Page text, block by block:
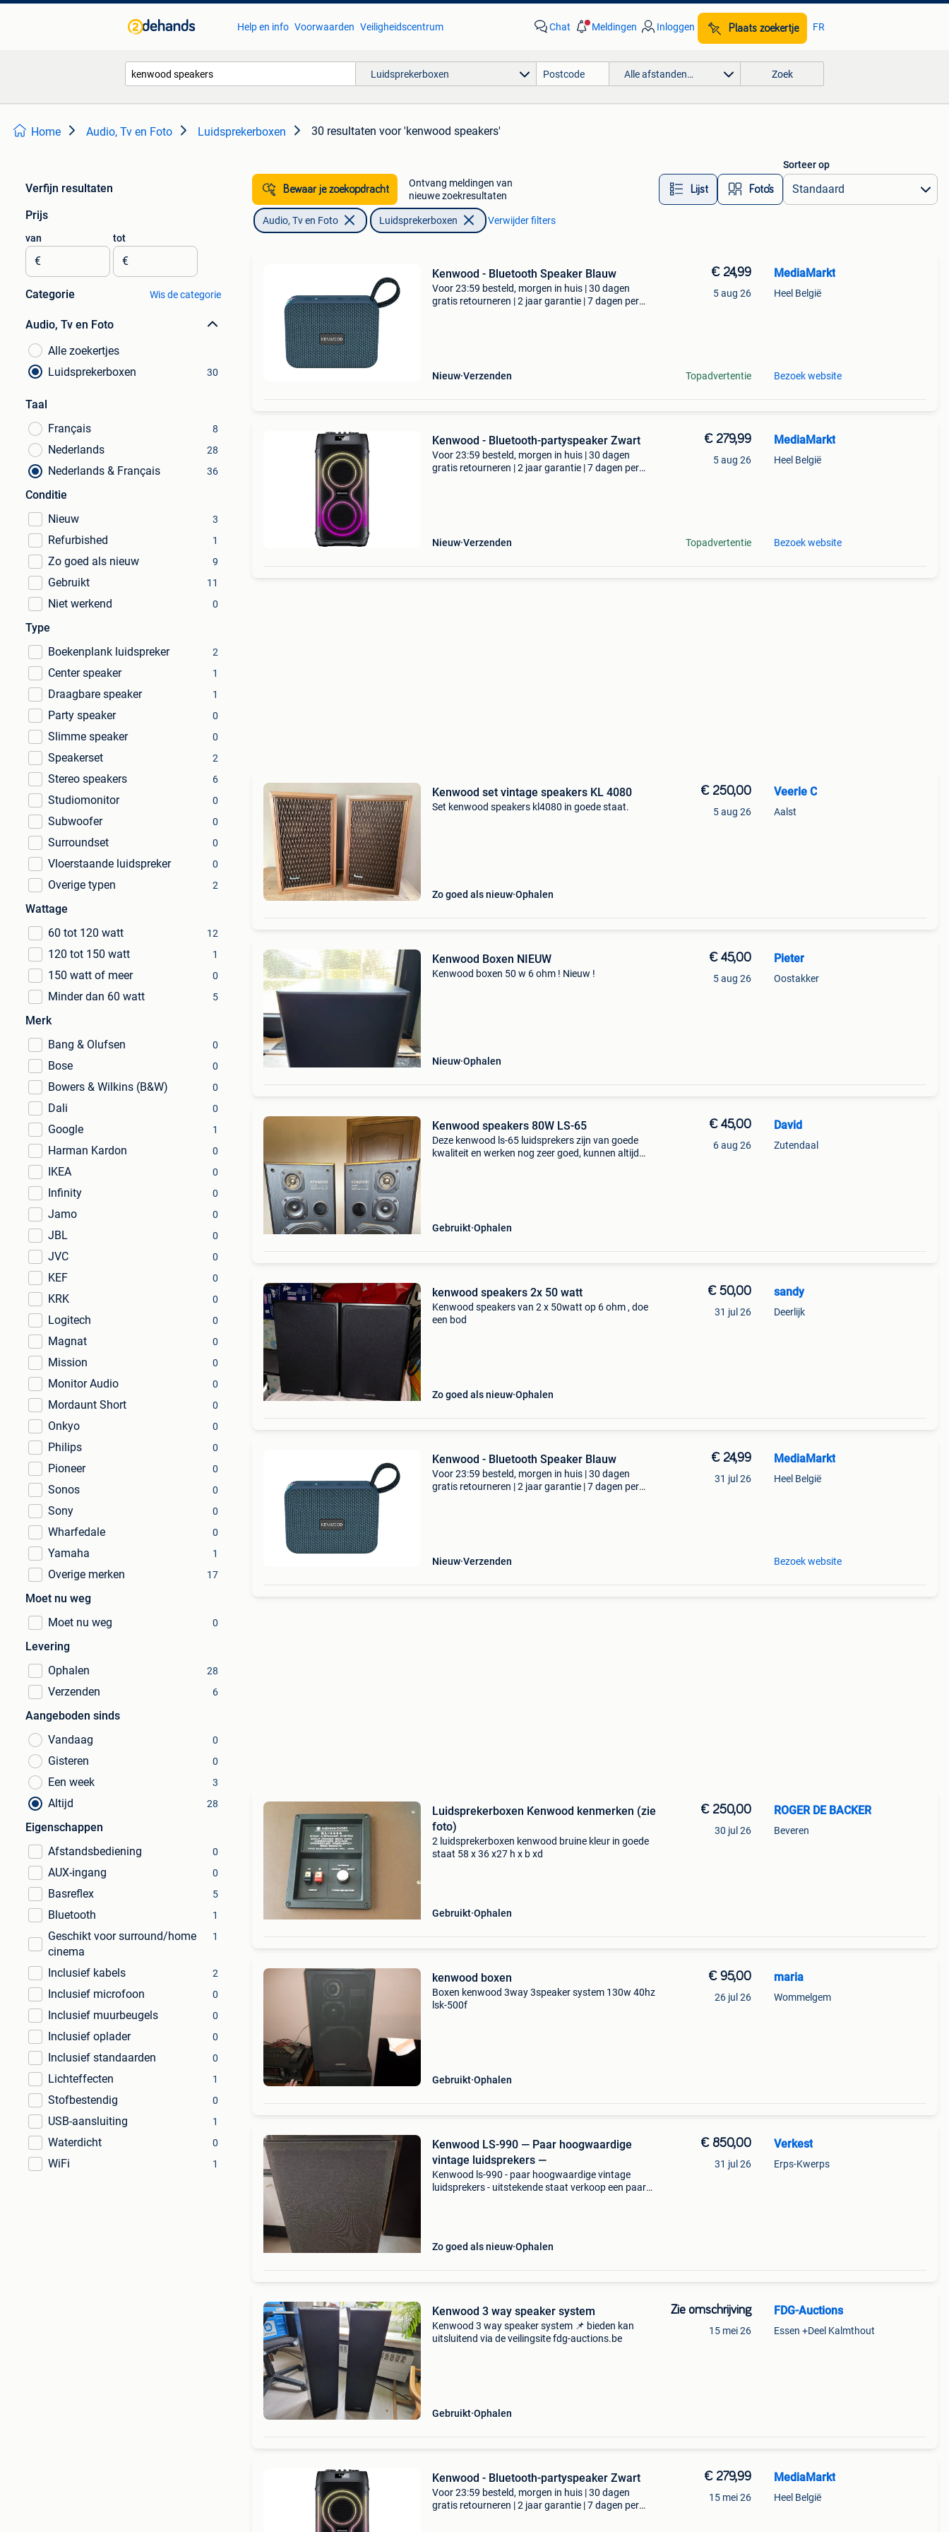
Help en info Voorwaarden Veiligheidscentrum Chat Meldingen Inloggen Plaats zoekertje FR
Luidsprekerboxen Alle afstanden… Zoek
Home Audio, Tv en Foto Luidsprekerboxen 30 resultaten voor 'kenwood speakers'
Verfijn resultaten
Prijs
van
€
tot
€
Categorie Wis de categorie
Audio, Tv en Foto
Alle zoekertjes
Luidsprekerboxen
30
Taal
Français
8
Nederlands 28
Nederlands & Français 36
Conditie
Nieuw
3
Refurbished 1
Zo goed als nieuw 9
Gebruikt 11
Niet werkend 0
Type
Boekenplank luidspreker
2
Center speaker 1
Draagbare speaker 1
Party speaker 0
Slimme speaker 0
Speakerset 2
Stereo speakers 6
Studiomonitor 0
Subwoofer 0
Surroundset 0
Vloerstaande luidspreker 0
Overige typen 2
Wattage
60 tot 120 watt
12
120 tot 150 watt 1
150 watt of meer 0
Minder dan 60 watt 5
Merk
Bang & Olufsen
0
Bose 0
Bowers & Wilkins (B&W) 0
Dali 0
Google 1
Harman Kardon 0
IKEA 0
Infinity 0
Jamo 0
JBL 0
JVC 0
KEF 0
KRK 0
Logitech 0
Magnat 0
Mission 0
Monitor Audio 0
Mordaunt Short 0
Onkyo 0
Philips 0
Pioneer 0
Sonos 0
Sony 0
Wharfedale 0
Yamaha 1
Overige merken 17
Moet nu weg
Moet nu weg
0
Levering
Ophalen
28
Verzenden 6
Aangeboden sinds
Vandaag
0
Gisteren 0
Een week 3
Altijd 28
Eigenschappen
Afstandsbediening
0
AUX-ingang 0
Basreflex 5
Bluetooth 1
Geschikt voor surround/home
cinema
1
Inclusief kabels 2
Inclusief microfoon 0
Inclusief muurbeugels 0
Inclusief oplader 0
Inclusief standaarden 0
Lichteffecten 1
Stofbestendig 0
USB-aansluiting 1
Waterdicht 0
WiFi 1
Bewaar je zoekopdracht
Ontvang meldingen van
nieuwe zoekresultaten
Lijst Foto’s
Sorteer op
Audio, Tv en Foto Luidsprekerboxen Verwijder filters
Kenwood - Bluetooth Speaker Blauw
Voor 23:59 besteld, morgen in huis | 30 dagen
gratis retourneren | 2 jaar garantie | 7 dagen per
Nieuw Verzenden
€ 24,99
5 aug 26
Topadvertentie
MediaMarkt
Heel België
Bezoek website
Kenwood - Bluetooth-partyspeaker Zwart
Voor 23:59 besteld, morgen in huis | 30 dagen
gratis retourneren | 2 jaar garantie | 7 dagen per
Nieuw Verzenden
€ 279,99
5 aug 26
Topadvertentie
MediaMarkt
Heel België
Bezoek website
Kenwood set vintage speakers KL 4080
Set kenwood speakers kl4080 in goede staat.
Zo goed als nieuw Ophalen
€ 250,00
5 aug 26
Veerle C
Aalst
Kenwood Boxen NIEUW
Kenwood boxen 50 w 6 ohm ! Nieuw !
Nieuw Ophalen
€ 45,00
5 aug 26
Pieter
Oostakker
Kenwood speakers 80W LS-65
Deze kenwood ls-65 luidsprekers zijn van goede
kwaliteit en werken nog zeer goed, kunnen altijd
Gebruikt Ophalen
€ 45,00
6 aug 26
David
Zutendaal
kenwood speakers 2x 50 watt
Kenwood speakers van 2 x 50watt op 6 ohm , doe
een bod
Zo goed als nieuw Ophalen
€ 50,00
31 jul 26
sandy
Deerlijk
Kenwood - Bluetooth Speaker Blauw
Voor 23:59 besteld, morgen in huis | 30 dagen
gratis retourneren | 2 jaar garantie | 7 dagen per
Nieuw Verzenden
€ 24,99
31 jul 26
MediaMarkt
Heel België
Bezoek website
Luidsprekerboxen Kenwood kenmerken (zie
foto)
2 luidsprekerboxen kenwood bruine kleur in goede
staat 58 x 36 x27 h x b xd
Gebruikt Ophalen
€ 250,00
30 jul 26
ROGER DE BACKER
Beveren
kenwood boxen
Boxen kenwood 3way 3speaker system 130w 40hz
lsk-500f
Gebruikt Ophalen
€ 95,00
26 jul 26
maria
Wommelgem
Kenwood LS-990 — Paar hoogwaardige
vintage luidsprekers —
Kenwood ls-990 - paar hoogwaardige vintage
luidsprekers - uitstekende staat verkoop een paar
Zo goed als nieuw Ophalen
€ 850,00
31 jul 26
Verkest
Erps-Kwerps
Kenwood 3 way speaker system
Kenwood 3 way speaker system 📌 bieden kan
uitsluitend via de veilingsite fdg-auctions.be
Gebruikt Ophalen
Zie omschrijving
15 mei 26
FDG-Auctions
Essen +Deel Kalmthout
Kenwood - Bluetooth-partyspeaker Zwart
Voor 23:59 besteld, morgen in huis | 30 dagen
gratis retourneren | 2 jaar garantie | 7 dagen per
€ 279,99
15 mei 26
MediaMarkt
Heel België